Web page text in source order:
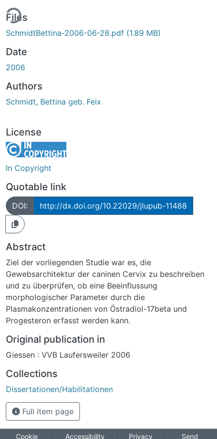
Files
SchmidtBettina-2006-06-28.pdf (1.89 MB)
Date
2006
Authors
Schmidt, Bettina geb. Feix
License
In Copyright
Quotable link
DOI: http://dx.doi.org/10.22029/jlupub-11488
Abstract
Ziel der vorliegenden Studie war es, die
Gewebsarchitektur der caninen Cervix zu beschreiben
und zu überprüfen, ob eine Beeinflussung
morphologischer Parameter durch die
Plasmakonzentrationen von Östradiol-17beta und
Progesteron erfasst werden kann.
Original publication in
Giessen : VVB Laufersweiler 2006
Collections
Dissertationen/Habilitationen
Full item page
Cookie Accessibility Privacy Send